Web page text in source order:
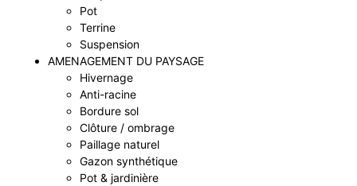
Pot
Terrine
Suspension
AMENAGEMENT DU PAYSAGE
Hivernage
Anti-racine
Bordure sol
Clôture / ombrage
Paillage naturel
Gazon synthétique
Pot & jardinière